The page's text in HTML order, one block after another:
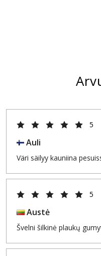
5
Auli
Väri säilyy kauniina
5
Austė
Švelni šilkinė plaukų